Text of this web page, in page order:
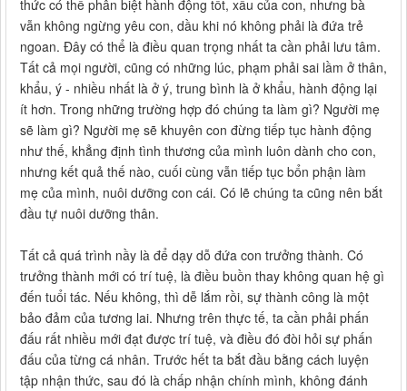
thức có thể phân biệt hành động tốt, xấu của con, nhưng bà
vẫn không ngừng yêu con, dầu khi nó không phải là đứa trẻ
ngoan. Đây có thể là điều quan trọng nhất ta cần phải lưu tâm.
Tất cả mọi người, cũng có những lúc, phạm phải sai lầm ở thân,
khẩu, ý - nhiều nhất là ở ý, trung bình là ở khẩu, hành động lại
ít hơn. Trong những trường hợp đó chúng ta làm gì? Người mẹ
sẽ làm gì? Người mẹ sẽ khuyên con đừng tiếp tục hành động
như thế, khẳng định tình thương của mình luôn dành cho con,
nhưng kết quả thế nào, cuối cùng vẫn tiếp tục bổn phận làm
mẹ của mình, nuôi dưỡng con cái. Có lẽ chúng ta cũng nên bắt
đầu tự nuôi dưỡng thân.
Tất cả quá trình nầy là để dạy dỗ đứa con trưởng thành. Có
trưởng thành mới có trí tuệ, là điều buồn thay không quan hệ gì
đến tuổi tác. Nếu không, thì dễ lắm rồi, sự thành công là một
bảo đảm của tương lai. Nhưng trên thực tế, ta cần phải phấn
đấu rất nhiều mới đạt được trí tuệ, và điều đó đòi hỏi sự phấn
đấu của từng cá nhân. Trước hết ta bắt đầu bằng cách luyện
tập nhận thức, sau đó là chấp nhận chính mình, không đánh